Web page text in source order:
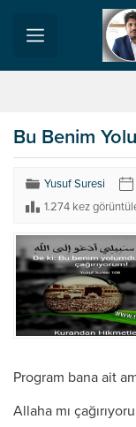
Bu Benim
Yusuf Suresi
1.274 kez
Program bana ait
Allaha mı